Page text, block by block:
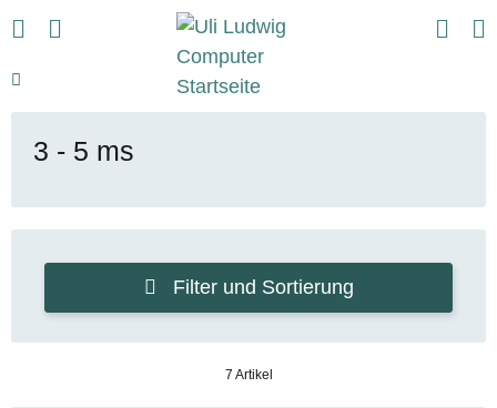
3 - 5 ms
Filter und Sortierung
7 Artikel